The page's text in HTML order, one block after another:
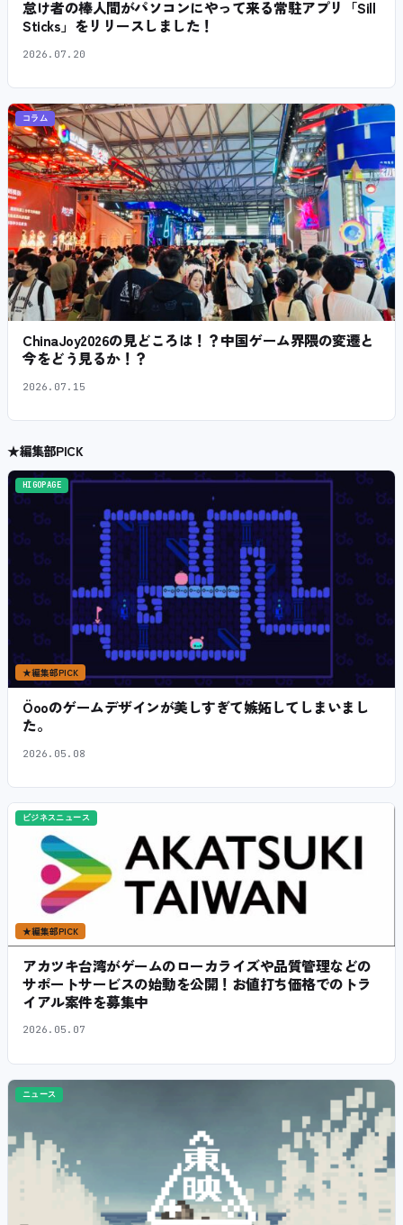
怠け者の棒人間がパソコンにやって来る常駐アプリ「Sill
Sticks」をリリースしました！
2026.07.20
コラム
ChinaJoy2026の見どころは！？中国ゲーム界隈の変遷と
今をどう見るか！？
2026.07.15
★編集部PICK
HIGOPAGE
★編集部PICK
Öooのゲームデザインが美しすぎて嫉妬してしまいまし
た。
2026.05.08
ビジネスニュース
★編集部PICK
アカツキ台湾がゲームのローカライズや品質管理などの
サポートサービスの始動を公開！お値打ち価格でのトラ
イアル案件を募集中
2026.05.07
ニュース